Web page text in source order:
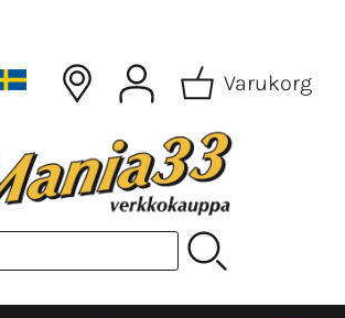
Varukorg